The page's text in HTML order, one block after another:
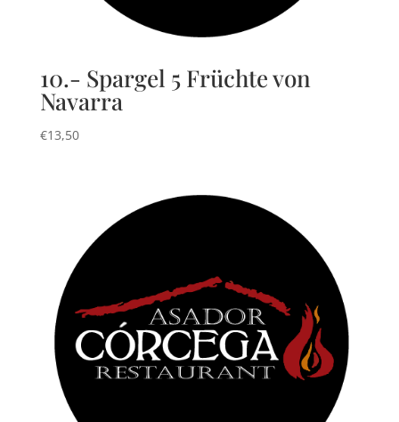
10.- Spargel 5 Früchte von
Navarra
€13,50